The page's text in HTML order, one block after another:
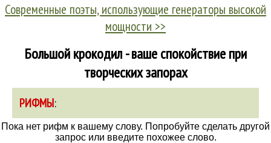
Современные поэты, использующие генераторы высокой
мощности >>
Большой крокодил - ваше спокойствие при
творческих запорах
РИФМЫ:
Пока нет рифм к вашему слову. Попробуйте сделать другой
запрос или введите похожее слово.